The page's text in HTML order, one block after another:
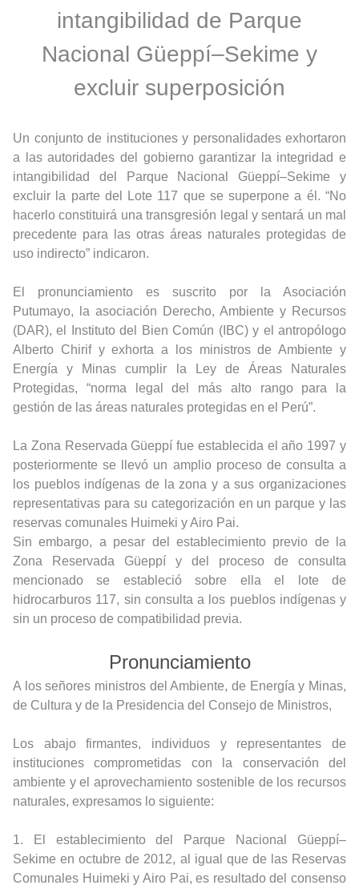
intangibilidad de Parque
Nacional Güeppí–Sekime y
excluir superposición
Un conjunto de instituciones y personalidades exhortaron
a las autoridades del gobierno garantizar la integridad e
intangibilidad del Parque Nacional Güeppí–Sekime y
excluir la parte del Lote 117 que se superpone a él. “No
hacerlo constituirá una transgresión legal y sentará un mal
precedente para las otras áreas naturales protegidas de
uso indirecto” indicaron.
El pronunciamiento es suscrito por la Asociación
Putumayo, la asociación Derecho, Ambiente y Recursos
(DAR), el Instituto del Bien Común (IBC) y el antropólogo
Alberto Chirif y exhorta a los ministros de Ambiente y
Energía y Minas cumplir la Ley de Áreas Naturales
Protegidas, “norma legal del más alto rango para la
gestión de las áreas naturales protegidas en el Perú”.
La Zona Reservada Güeppí fue establecida el año 1997 y
posteriormente se llevó un amplio proceso de consulta a
los pueblos indígenas de la zona y a sus organizaciones
representativas para su categorización en un parque y las
reservas comunales Huimeki y Airo Pai.
Sin embargo, a pesar del establecimiento previo de la
Zona Reservada Güeppí y del proceso de consulta
mencionado se estableció sobre ella el lote de
hidrocarburos 117, sin consulta a los pueblos indígenas y
sin un proceso de compatibilidad previa.
Pronunciamiento
A los señores ministros del Ambiente, de Energía y Minas,
de Cultura y de la Presidencia del Consejo de Ministros,
Los abajo firmantes, individuos y representantes de
instituciones comprometidas con la conservación del
ambiente y el aprovechamiento sostenible de los recursos
naturales, expresamos lo siguiente:
1. El establecimiento del Parque Nacional Güeppí–
Sekime en octubre de 2012, al igual que de las Reservas
Comunales Huimeki y Airo Pai, es resultado del consenso